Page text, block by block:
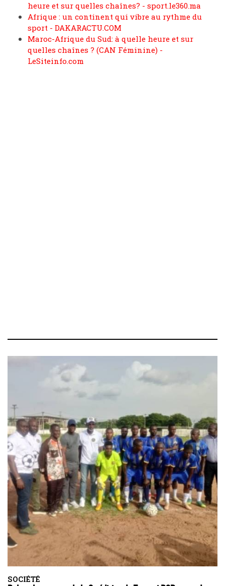
heure et sur quelles chaînes? - sport.le360.ma
Afrique : un continent qui vibre au rythme du
sport - DAKARACTU.COM
Maroc-Afrique du Sud: à quelle heure et sur
quelles chaînes ? (CAN Féminine) -
LeSiteinfo.com
SOCIÉTÉ